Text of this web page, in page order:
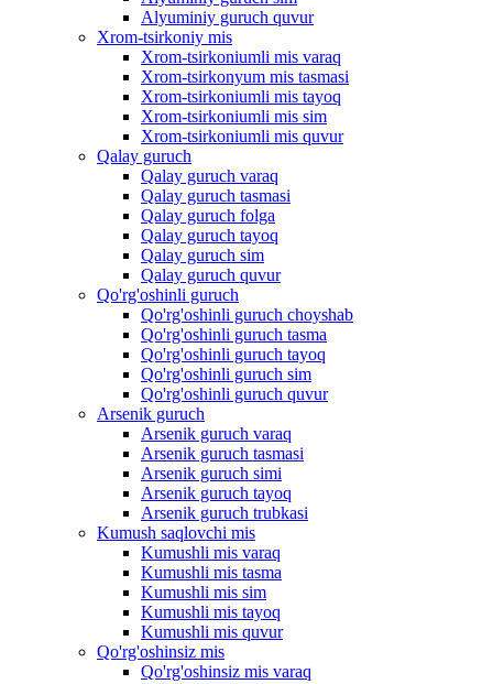
Alyuminiy guruch quvur
Xrom-tsirkoniy mis
Xrom-tsirkoniumli mis varaq
Xrom-tsirkonyum mis tasmasi
Xrom-tsirkoniumli mis tayoq
Xrom-tsirkoniumli mis sim
Xrom-tsirkoniumli mis quvur
Qalay guruch
Qalay guruch varaq
Qalay guruch tasmasi
Qalay guruch folga
Qalay guruch tayoq
Qalay guruch sim
Qalay guruch quvur
Qo'rg'oshinli guruch
Qo'rg'oshinli guruch choyshab
Qo'rg'oshinli guruch tasma
Qo'rg'oshinli guruch tayoq
Qo'rg'oshinli guruch sim
Qo'rg'oshinli guruch quvur
Arsenik guruch
Arsenik guruch varaq
Arsenik guruch tasmasi
Arsenik guruch simi
Arsenik guruch tayoq
Arsenik guruch trubkasi
Kumush saqlovchi mis
Kumushli mis varaq
Kumushli mis tasma
Kumushli mis sim
Kumushli mis tayoq
Kumushli mis quvur
Qo'rg'oshinsiz mis
Qo'rg'oshinsiz mis varaq